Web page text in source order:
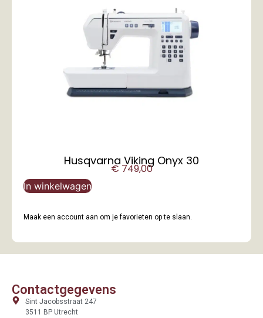
Husqvarna Viking Onyx 30
€749,00
In winkelwagen
Maak een account aan om je favorieten op te slaan.
Contactgegevens
Sint Jacobsstraat 247
3511 BP Utrecht